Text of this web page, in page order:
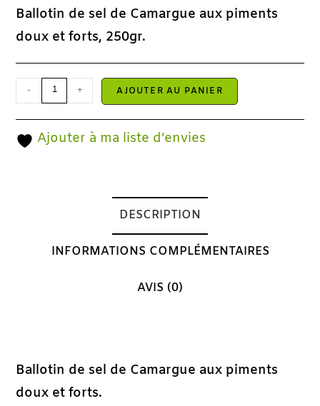
Ballotin de sel de Camargue aux piments
doux et forts, 250gr.
- + AJOUTER AU PANIER
Ajouter à ma liste d’envies
DESCRIPTION
INFORMATIONS COMPLÉMENTAIRES
AVIS (0)
Ballotin de sel de Camargue aux piments
doux et forts.